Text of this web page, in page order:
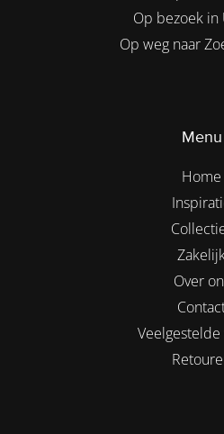
Op bezoek in
Op weg naar
Menu
Home
Over
Veelgestelde